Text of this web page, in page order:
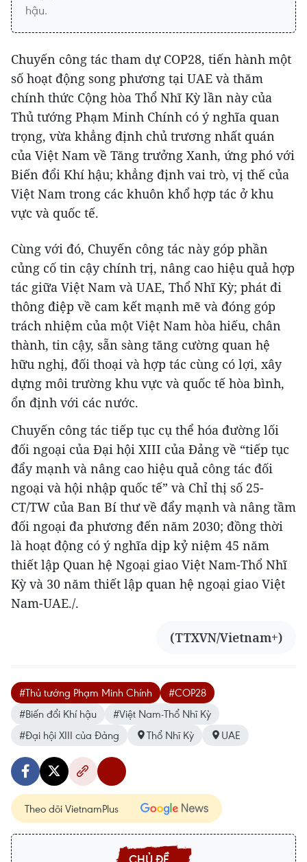
hậu.
Chuyến công tác tham dự COP28, tiến hành một
số hoạt động song phương tại UAE và thăm
chính thức Cộng hòa Thổ Nhĩ Kỳ lần này của
Thủ tướng Phạm Minh Chính có ý nghĩa quan
trọng, vừa khẳng định chủ trương nhất quán
của Việt Nam về Tăng trưởng Xanh, ứng phó với
Biến đổi Khí hậu; khẳng định vai trò, vị thế của
Việt Nam trong các khuôn khổ hợp tác ở khu
vực và quốc tế.
Cùng với đó, Chuyến công tác này góp phần
củng cố tin cậy chính trị, nâng cao hiệu quả hợp
tác giữa Việt Nam và UAE, Thổ Nhĩ Kỳ; phát đi
thông điệp về cam kết mạnh mẽ và đóng góp
trách nhiệm của một Việt Nam hòa hiếu, chân
thành, tin cậy, sẵn sàng tăng cường quan hệ
hữu nghị, đối thoại và hợp tác cùng có lợi, xây
dựng môi trường khu vực và quốc tế hòa bình,
ổn định với các nước.
Chuyến công tác tiếp tục cụ thể hóa đường lối
đối ngoại của Đại hội XIII của Đảng về “tiếp tục
đẩy mạnh và nâng cao hiệu quả công tác đối
ngoại và hội nhập quốc tế” và Chỉ thị số 25-
CT/TW của Ban Bí thư về đẩy mạnh và nâng tầm
đối ngoại đa phương đến năm 2030; đồng thời
là hoạt động có ý nghĩa dịp kỷ niệm 45 năm
thiết lập Quan hệ Ngoại giao Việt Nam-Thổ Nhĩ
Kỳ và 30 năm thiết lập quan hệ ngoại giao Việt
Nam-UAE./.
(TTXVN/Vietnam+)
#Thủ tướng Phạm Minh Chính
#COP28
#Biến đổi Khí hậu
#Việt Nam-Thổ Nhĩ Kỳ
#Đại hội XIII của Đảng
Thổ Nhĩ Kỳ UAE
Theo dõi VietnamPlus